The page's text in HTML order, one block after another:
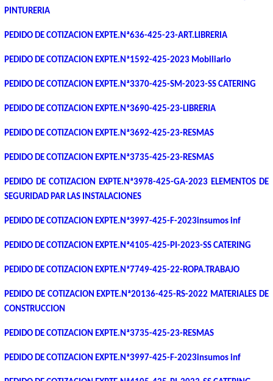
PINTURERIA
PEDIDO DE COTIZACION EXPTE.Nª636-425-23-ART.LIBRERIA
PEDIDO DE COTIZACION EXPTE.Nª1592-425-2023 Mobiliario
PEDIDO DE COTIZACION EXPTE.Nª3370-425-SM-2023-SS CATERING
PEDIDO DE COTIZACION EXPTE.Nª3690-425-23-LIBRERIA
PEDIDO DE COTIZACION EXPTE.Nª3692-425-23-RESMAS
PEDIDO DE COTIZACION EXPTE.Nª3735-425-23-RESMAS
PEDIDO DE COTIZACION EXPTE.Nª3978-425-GA-2023 ELEMENTOS DE
SEGURIDAD PAR LAS INSTALACIONES
PEDIDO DE COTIZACION EXPTE.Nª3997-425-F-2023insumos inf
PEDIDO DE COTIZACION EXPTE.Nª4105-425-PI-2023-SS CATERING
PEDIDO DE COTIZACION EXPTE.Nª7749-425-22-ROPA.TRABAJO
PEDIDO DE COTIZACION EXPTE.Nª20136-425-RS-2022 MATERIALES DE
CONSTRUCCION
PEDIDO DE COTIZACION EXPTE.Nª3735-425-23-RESMAS
PEDIDO DE COTIZACION EXPTE.Nª3997-425-F-2023insumos inf